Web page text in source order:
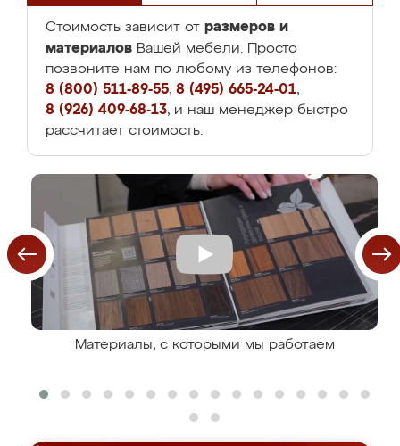
Стоимость зависит от размеров и
материалов Вашей мебели. Просто
позвоните нам по любому из телефонов:
8 (800) 511-89-55, 8 (495) 665-24-01,
8 (926) 409-68-13, и наш менеджер быстро
рассчитает стоимость.
Материалы, с которыми мы работаем